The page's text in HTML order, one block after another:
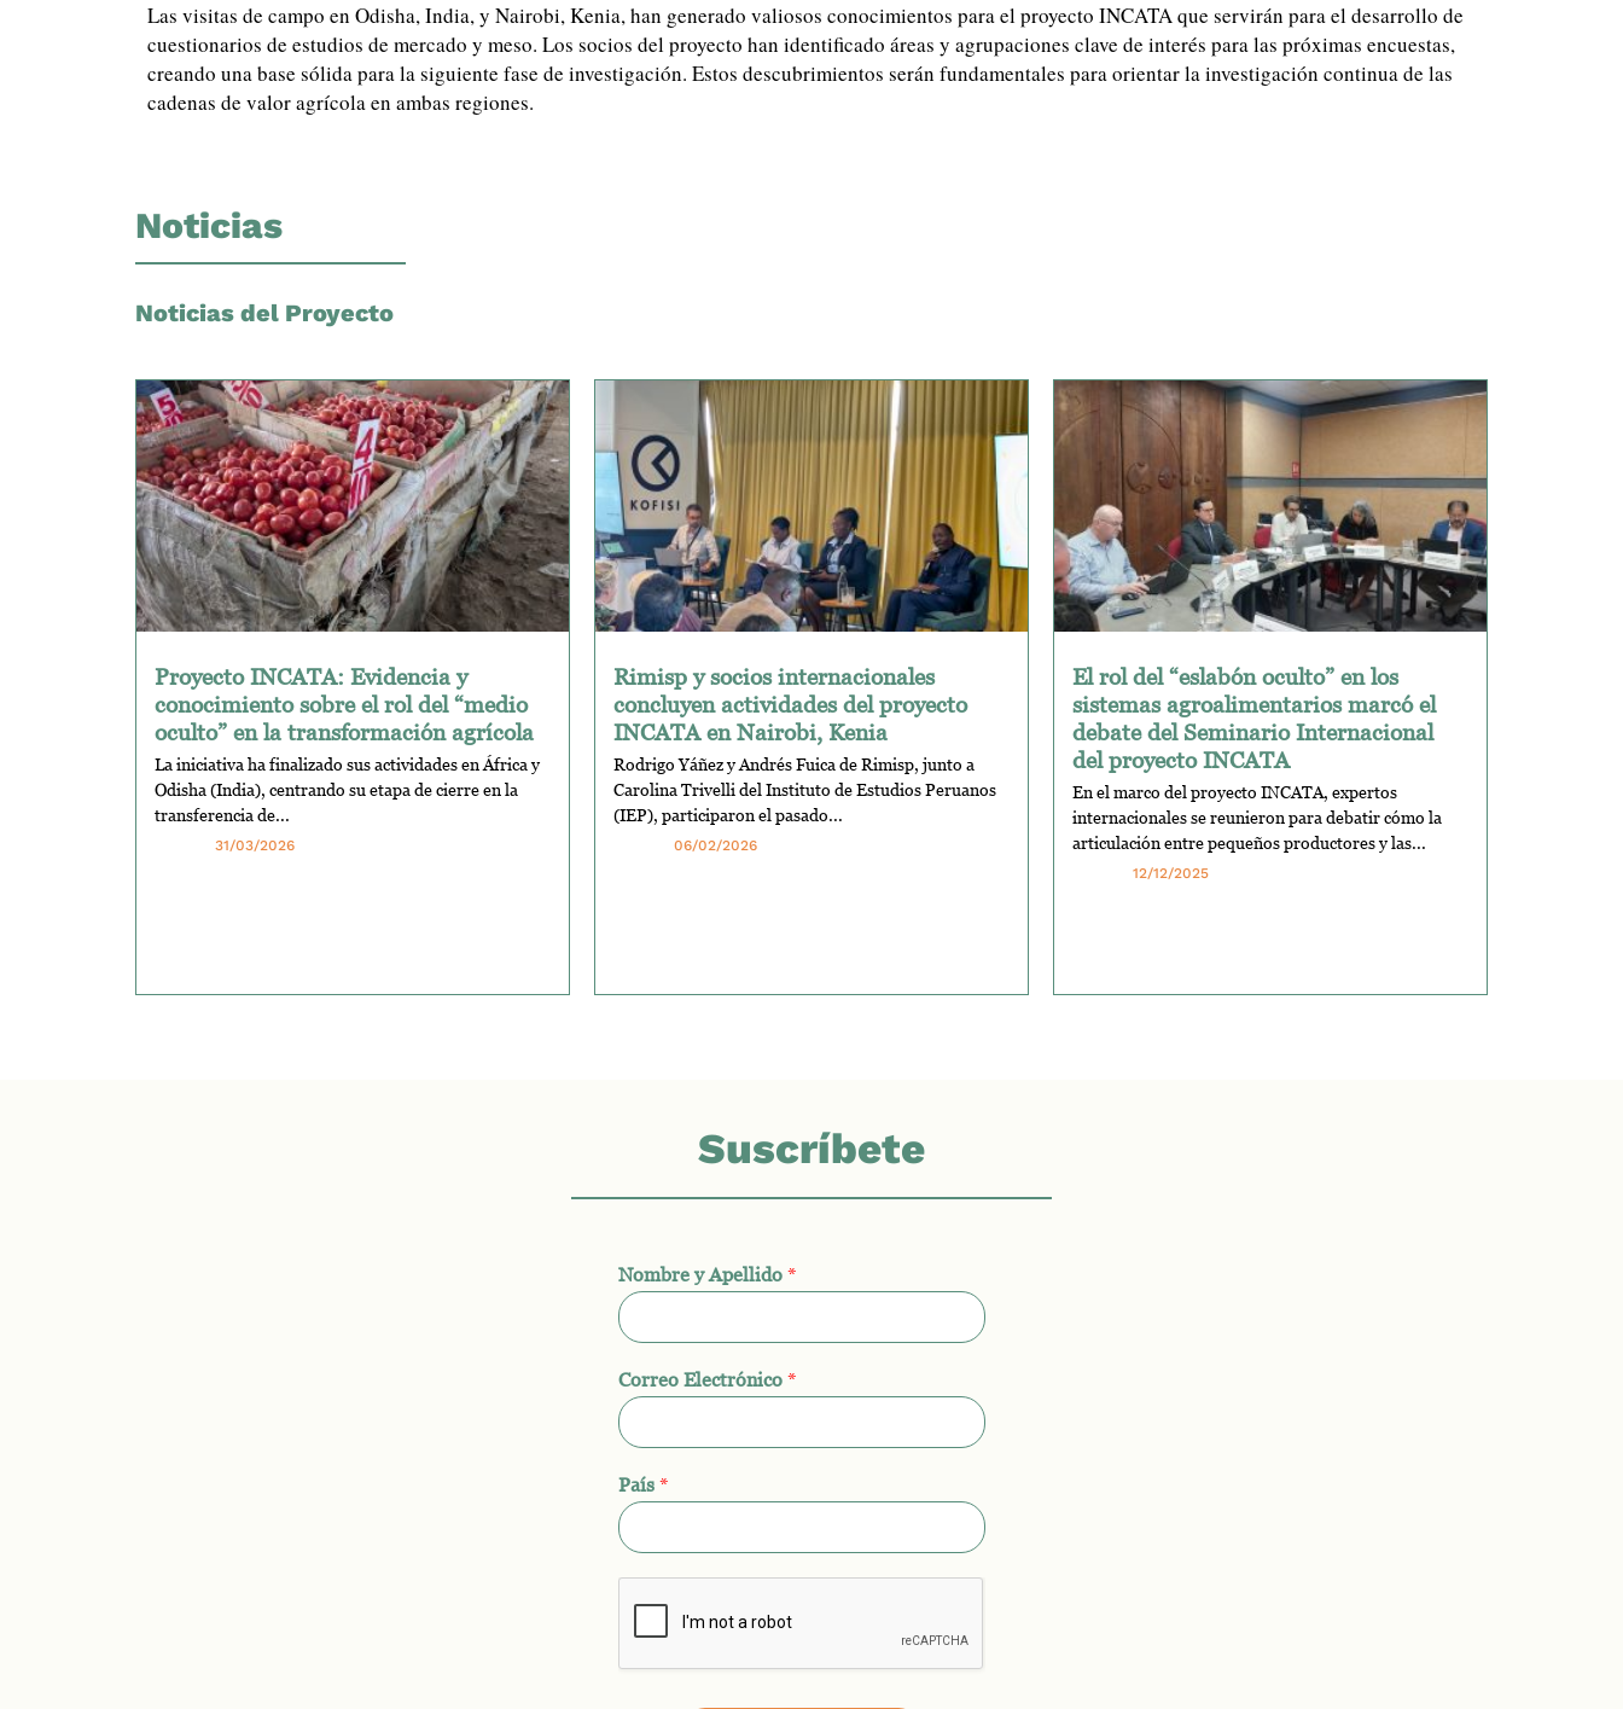
Las visitas de campo en Odisha, India, y Nairobi, Kenia, han generado valiosos conocimientos para el proyecto INCATA que servirán para el desarrollo de
cuestionarios de estudios de mercado y meso. Los socios del proyecto han identificado áreas y agrupaciones clave de interés para las próximas encuestas,
creando una base sólida para la siguiente fase de investigación. Estos descubrimientos serán fundamentales para orientar la investigación continua de las
cadenas de valor agrícola en ambas regiones.
Noticias
Noticias del Proyecto
Proyecto INCATA: Evidencia y
conocimiento sobre el rol del “medio
oculto” en la transformación agrícola
La iniciativa ha finalizado sus actividades en África y
Odisha (India), centrando su etapa de cierre en la
transferencia de...
31/03/2026
Rimisp y socios internacionales
concluyen actividades del proyecto
INCATA en Nairobi, Kenia
Rodrigo Yáñez y Andrés Fuica de Rimisp, junto a
Carolina Trivelli del Instituto de Estudios Peruanos
(IEP), participaron el pasado...
06/02/2026
El rol del “eslabón oculto” en los
sistemas agroalimentarios marcó el
debate del Seminario Internacional
del proyecto INCATA
En el marco del proyecto INCATA, expertos
internacionales se reunieron para debatir cómo la
articulación entre pequeños productores y las...
12/12/2025
Suscríbete
Nombre y Apellido*
Correo Electrónico*
País*